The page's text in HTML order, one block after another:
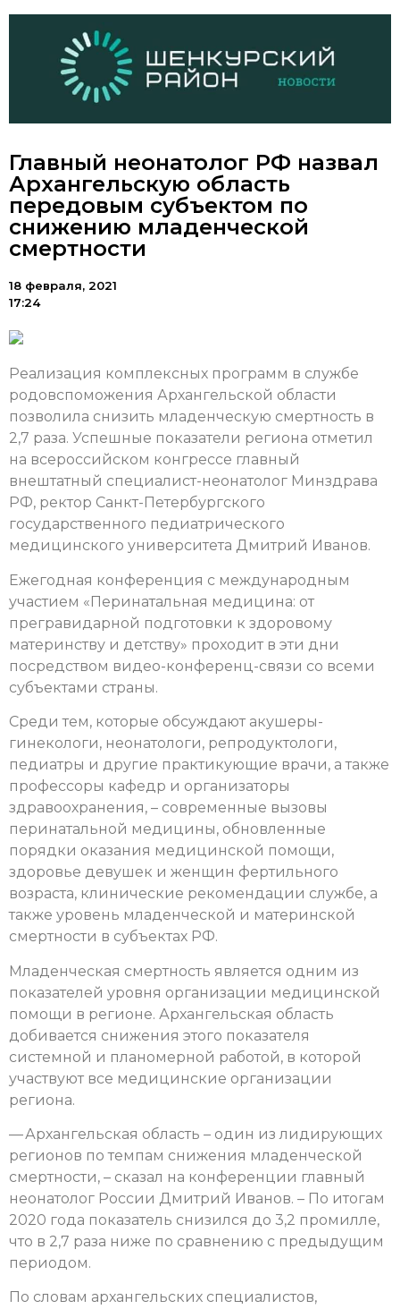
Главный неонатолог РФ назвал
Архангельскую область
передовым субъектом по
снижению младенческой
смертности
18 февраля, 2021
17:24
Реализация комплексных программ в службе
родовспоможения Архангельской области
позволила снизить младенческую смертность в
2,7 раза. Успешные показатели региона отметил
на всероссийском конгрессе главный
внештатный специалист-неонатолог Минздрава
РФ, ректор Санкт-Петербургского
государственного педиатрического
медицинского университета Дмитрий Иванов.
Ежегодная конференция с международным
участием «Перинатальная медицина: от
прегравидарной подготовки к здоровому
материнству и детству» проходит в эти дни
посредством видео-конференц-связи со всеми
субъектами страны.
Среди тем, которые обсуждают акушеры-
гинекологи, неонатологи, репродуктологи,
педиатры и другие практикующие врачи, а также
профессоры кафедр и организаторы
здравоохранения, – современные вызовы
перинатальной медицины, обновленные
порядки оказания медицинской помощи,
здоровье девушек и женщин фертильного
возраста, клинические рекомендации службе, а
также уровень младенческой и материнской
смертности в субъектах РФ.
Младенческая смертность является одним из
показателей уровня организации медицинской
помощи в регионе. Архангельская область
добивается снижения этого показателя
системной и планомерной работой, в которой
участвуют все медицинские организации
региона.
— Архангельская область – один из лидирующих
регионов по темпам снижения младенческой
смертности, – сказал на конференции главный
неонатолог России Дмитрий Иванов. – По итогам
2020 года показатель снизился до 3,2 промилле,
что в 2,7 раза ниже по сравнению с предыдущим
периодом.
По словам архангельских специалистов,